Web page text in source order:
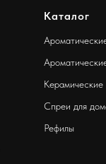
Каталог
Спреи для
Рефилы